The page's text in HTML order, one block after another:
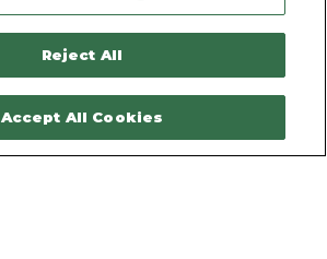
Contactez-nous
Reject All
Accept All Cookies